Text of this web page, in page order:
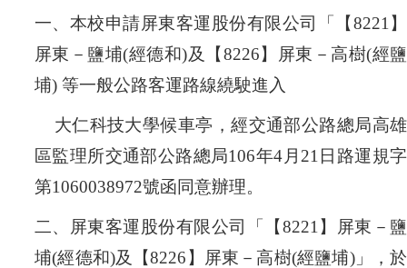
一、本校申請屏東客運股份有限公司「【8221】
屏東－鹽埔(經德和)及 【8226】 屏東－高樹(經鹽
埔) 等一般公路客運路線繞駛進入
大仁科技大學候車亭 ，經交通部公路總局高雄
區監理所交通部公路總局106年4月21日路運規字
第1060038972號函同意辦理。
二、屏東客運股份有限公司「【8221】
屏東－鹽
埔(經德和)及 【8226 】 屏東－高樹(經鹽埔)」
，於